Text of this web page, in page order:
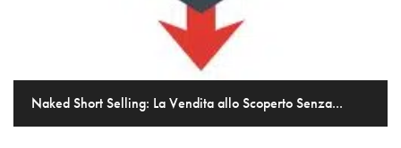
Naked Short Selling: La Vendita allo Scoperto Senza...